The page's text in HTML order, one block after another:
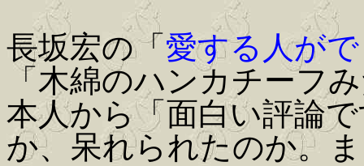
長坂宏の「 愛する人が
「木綿のハンカチーフ
本人から「面白い評論
か、呆れられたのか。